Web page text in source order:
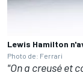
Lewis Hamilton
Photo de: Ferrari
"On a creusé et